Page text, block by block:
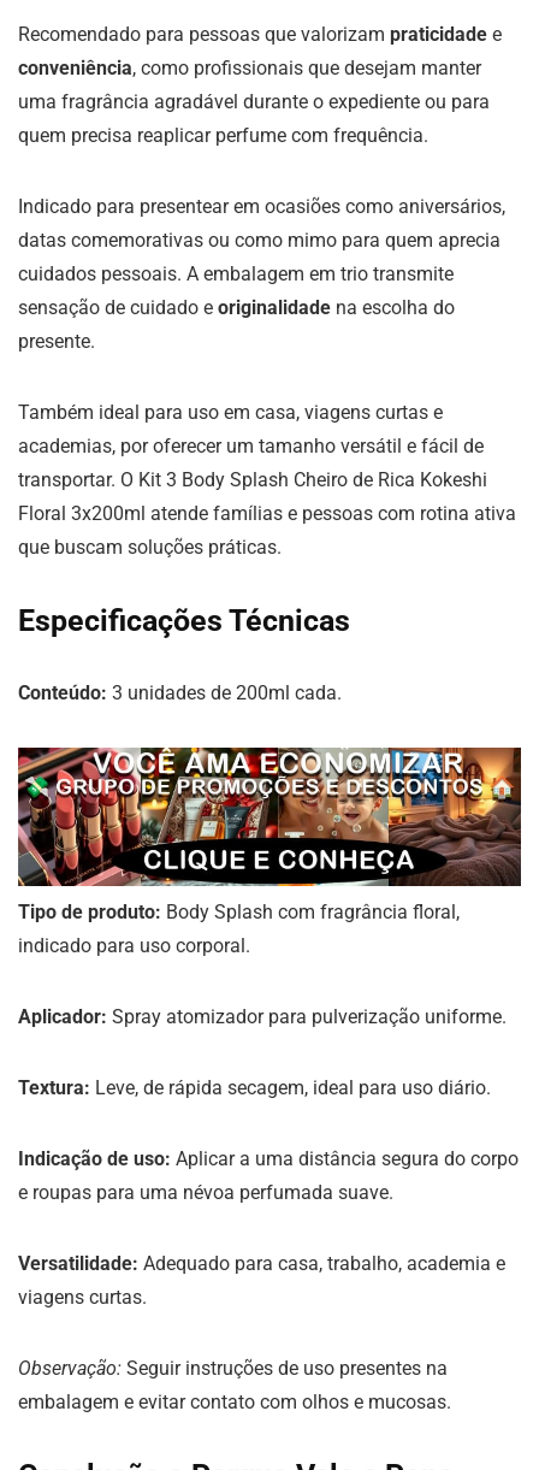
Recomendado para pessoas que valorizam praticidade e
conveniência, como profissionais que desejam manter
uma fragrância agradável durante o expediente ou para
quem precisa reaplicar perfume com frequência.
Indicado para presentear em ocasiões como aniversários,
datas comemorativas ou como mimo para quem aprecia
cuidados pessoais. A embalagem em trio transmite
sensação de cuidado e originalidade na escolha do
presente.
Também ideal para uso em casa, viagens curtas e
academias, por oferecer um tamanho versátil e fácil de
transportar. O Kit 3 Body Splash Cheiro de Rica Kokeshi
Floral 3x200ml atende famílias e pessoas com rotina ativa
que buscam soluções práticas.
Especificações Técnicas
Conteúdo: 3 unidades de 200ml cada.
Tipo de produto: Body Splash com fragrância floral,
indicado para uso corporal.
Aplicador: Spray atomizador para pulverização uniforme.
Textura: Leve, de rápida secagem, ideal para uso diário.
Indicação de uso: Aplicar a uma distância segura do corpo
e roupas para uma névoa perfumada suave.
Versatilidade: Adequado para casa, trabalho, academia e
viagens curtas.
Observação: Seguir instruções de uso presentes na
embalagem e evitar contato com olhos e mucosas.